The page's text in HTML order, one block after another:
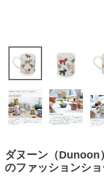
ダヌーン（Dunoon
のファッションシ